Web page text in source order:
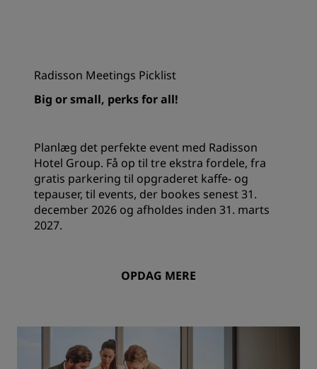
Radisson Meetings Picklist
Big or small, perks for all!
Planlæg det perfekte event med Radisson
Hotel Group. Få op til tre ekstra fordele, fra
gratis parkering til opgraderet kaffe- og
tepauser, til events, der bookes senest 31.
december 2026 og afholdes inden 31. marts
2027.
OPDAG MERE